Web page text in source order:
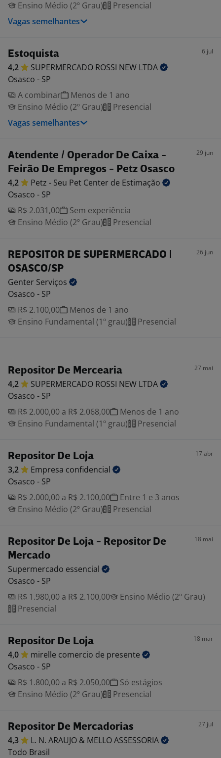
Ensino Médio (2º Grau)
Presencial
Vagas semelhantes
Estoquista 6 jul
4,2 SUPERMERCADO ROSSI NEW LTDA
Osasco - SP
A combinar
Menos de 1 ano
Ensino Médio (2º Grau)
Presencial
Vagas semelhantes
Atendente / Operador De Caixa -
Feirão De Empregos - Petz Osasco
29 jun
4,2 Petz - Seu Pet Center de Estimação
Osasco - SP
R$ 2.031,00
Sem experiência
Ensino Médio (2º Grau)
Presencial
REPOSITOR DE SUPERMERCADO |
OSASCO/SP
26 jun
Genter Serviços
Osasco - SP
R$ 2.100,00
Menos de 1 ano
Ensino Fundamental (1º grau)
Presencial
Repositor De Mercearia 27 mai
4,2 SUPERMERCADO ROSSI NEW LTDA
Osasco - SP
R$ 2.000,00 a R$ 2.068,00
Menos de 1 ano
Ensino Fundamental (1º grau)
Presencial
Repositor De Loja 17 abr
3,2 Empresa confidencial
Osasco - SP
R$ 2.000,00 a R$ 2.100,00
Entre 1 e 3 anos
Ensino Médio (2º Grau)
Presencial
Repositor De Loja - Repositor De
Mercado
18 mai
Supermercado essencial
Osasco - SP
R$ 1.980,00 a R$ 2.100,00
Ensino Médio (2º Grau)
Presencial
Repositor De Loja 18 mar
4,0 mirelle comercio de presente
Osasco - SP
R$ 1.800,00 a R$ 2.050,00
Só estágios
Ensino Médio (2º Grau)
Presencial
Repositor De Mercadorias 27 jul
4,3 L. N. ARAUJO & MELLOASSESSORIA
Todo Brasil